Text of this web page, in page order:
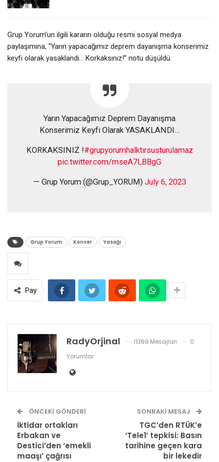
Grup Yorum’un ilgili kararın olduğu resmi sosyal medya
paylaşımına, “Yarın yapacağımız deprem dayanışma konserimiz
keyfi olarak yasaklandı… Korkaksınız!” notu düşüldü.
Yarın Yapacağımız Deprem Dayanışma
Konserimiz Keyfi Olarak YASAKLANDI…
KORKAKSINIZ !#grupyorumhalktırsusturulamaz
pic.twitter.com/mseA7LBBgG
— Grup Yorum (@Grup_YORUM) July 6, 2023
Grup Yorum Konser Yasağı
Pay
RadyOrjinal 11369 Mesajları
0
Yorumlar
ÖNCEKI GÖNDERI
İktidar ortakları
Erbakan ve
Destici’den ‘emekli
maaşı’ çağrısı
SONRAKI MESAJ
TGC’den RTÜK’e
‘Tele1’ tepkisi: Basın
tarihine geçen kara
bir lekedir